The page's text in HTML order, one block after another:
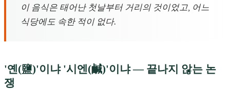
이 음식은 태어난 첫날부터 거리의 것이었고, 어느
식당에도 속한 적이 없다.
'옌(鹽)'이냐 '시엔(鹹)'이냐 — 끝나지 않는 논
쟁